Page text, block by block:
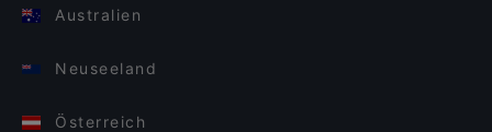
Australien
Neuseeland
Österreich